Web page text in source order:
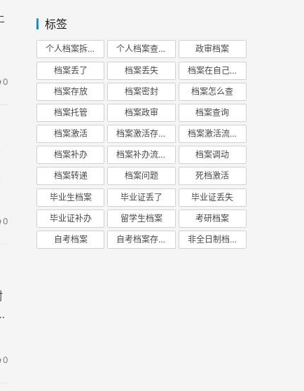
0
0
0
标签
个人档案拆开 个人档案查询 政审档案
档案丢了 档案丢失 档案在自己手里
档案存放 档案密封 档案怎么查
档案托管 档案政审 档案查询
档案激活 档案激活存放 档案激活流程
档案补办 档案补办流程 档案调动
档案转递 档案问题 死档激活
毕业生档案 毕业证丢了 毕业证丢失
毕业证补办 留学生档案 考研档案
自考档案 自考档案存放 非全日制档案